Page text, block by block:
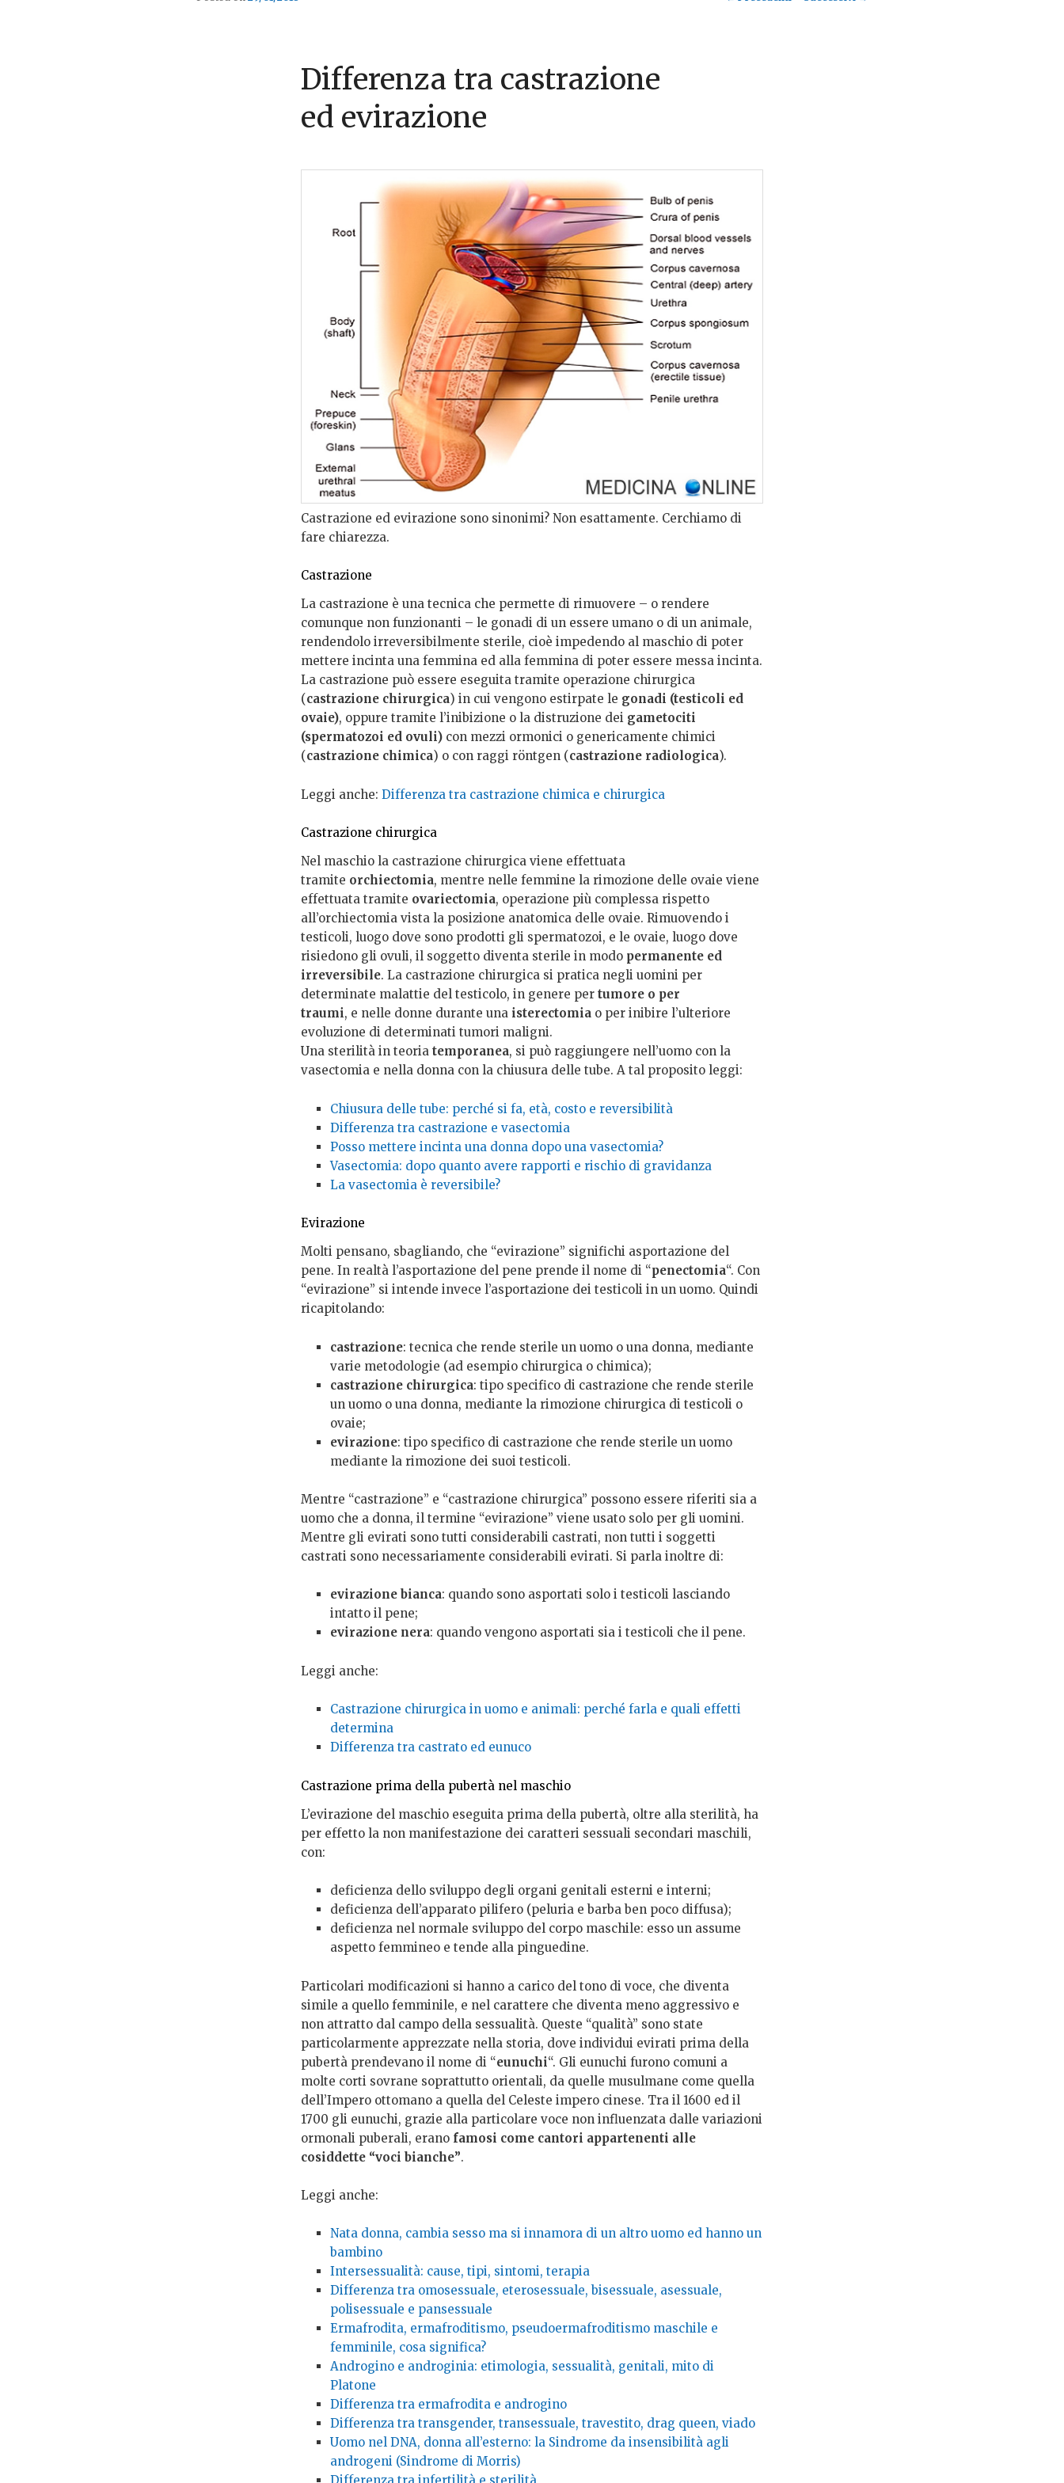
Differenza tra castrazione
ed evirazione
Castrazione ed evirazione sono sinonimi? Non esattamente. Cerchiamo di
fare chiarezza.
Castrazione
La castrazione è una tecnica che permette di rimuovere – o rendere
comunque non funzionanti – le gonadi di un essere umano o di un animale,
rendendolo irreversibilmente sterile, cioè impedendo al maschio di poter
mettere incinta una femmina ed alla femmina di poter essere messa incinta.
La castrazione può essere eseguita tramite operazione chirurgica
(castrazione chirurgica) in cui vengono estirpate le gonadi (testicoli ed
ovaie), oppure tramite l’inibizione o la distruzione dei gametociti
(spermatozoi ed ovuli)con mezzi ormonici o genericamente chimici
(castrazione chimica) o con raggi röntgen (castrazione radiologica).
Leggi anche: Differenza tra castrazione chimica e chirurgica
Castrazione chirurgica
Nel maschio la castrazione chirurgica viene effettuata
tramite orchiectomia, mentre nelle femmine la rimozione delle ovaie viene
effettuata tramite ovariectomia, operazione più complessa rispetto
all’orchiectomia vista la posizione anatomica delle ovaie. Rimuovendo i
testicoli, luogo dove sono prodotti gli spermatozoi, e le ovaie, luogo dove
risiedono gli ovuli, il soggetto diventa sterile in modo permanente ed
irreversibile. La castrazione chirurgica si pratica negli uomini per
determinate malattie del testicolo, in genere per tumore o per
traumi, e nelle donne durante una isterectomiao per inibire l’ulteriore
evoluzione di determinati tumori maligni.
Una sterilità in teoria temporanea, si può raggiungere nell’uomo con la
vasectomia e nella donna con la chiusura delle tube. A tal proposito leggi:
Chiusura delle tube: perché si fa, età, costo e reversibilità
Differenza tra castrazione e vasectomia
Posso mettere incinta una donna dopo una vasectomia?
Vasectomia: dopo quanto avere rapporti e rischio di gravidanza
La vasectomia è reversibile?
Evirazione
Molti pensano, sbagliando, che “evirazione” significhi asportazione del
pene. In realtà l’asportazione del pene prende il nome di “penectomia“. Con
“evirazione” si intende invece l’asportazione dei testicoli in un uomo. Quindi
ricapitolando:
castrazione: tecnica che rende sterile un uomo o una donna, mediante
varie metodologie (ad esempio chirurgica o chimica);
castrazione chirurgica: tipo specifico di castrazione che rende sterile
un uomo o una donna, mediante la rimozione chirurgica di testicoli o
ovaie;
evirazione: tipo specifico di castrazione che rende sterile un uomo
mediante la rimozione dei suoi testicoli.
Mentre “castrazione” e “castrazione chirurgica” possono essere riferiti sia a
uomo che a donna, il termine “evirazione” viene usato solo per gli uomini.
Mentre gli evirati sono tutti considerabili castrati, non tutti i soggetti
castrati sono necessariamente considerabili evirati. Si parla inoltre di:
evirazione bianca: quando sono asportati solo i testicoli lasciando
intatto il pene;
evirazione nera: quando vengono asportati sia i testicoli che il pene.
Leggi anche:
Castrazione chirurgica in uomo e animali: perché farla e quali effetti
determina
Differenza tra castrato ed eunuco
Castrazione prima della pubertà nel maschio
L’evirazione del maschio eseguita prima della pubertà, oltre alla sterilità, ha
per effetto la non manifestazione dei caratteri sessuali secondari maschili,
con:
deficienza dello sviluppo degli organi genitali esterni e interni;
deficienza dell’apparato pilifero (peluria e barba ben poco diffusa);
deficienza nel normale sviluppo del corpo maschile: esso un assume
aspetto femmineo e tende alla pinguedine.
Particolari modificazioni si hanno a carico del tono di voce, che diventa
simile a quello femminile, e nel carattere che diventa meno aggressivo e
non attratto dal campo della sessualità. Queste “qualità” sono state
particolarmente apprezzate nella storia, dove individui evirati prima della
pubertà prendevano il nome di “eunuchi“. Gli eunuchi furono comuni a
molte corti sovrane soprattutto orientali, da quelle musulmane come quella
dell’Impero ottomano a quella del Celeste impero cinese. Tra il 1600 ed il
1700 gli eunuchi, grazie alla particolare voce non influenzata dalle variazioni
ormonali puberali, erano famosi come cantori appartenenti alle
cosiddette “voci bianche”.
Leggi anche:
Nata donna, cambia sesso ma si innamora di un altro uomo ed hanno un
bambino
Intersessualità: cause, tipi, sintomi, terapia
Differenza tra omosessuale, eterosessuale, bisessuale, asessuale,
polisessuale e pansessuale
Ermafrodita, ermafroditismo, pseudoermafroditismo maschile e
femminile, cosa significa?
Androgino e androginia: etimologia, sessualità, genitali, mito di
Platone
Differenza tra ermafrodita e androgino
Differenza tra transgender, transessuale, travestito, drag queen, viado
Uomo nel DNA, donna all’esterno: la Sindrome da insensibilità agli
androgeni (Sindrome di Morris)